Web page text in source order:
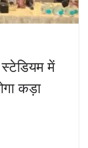
स्टेडियम में
कड़ा